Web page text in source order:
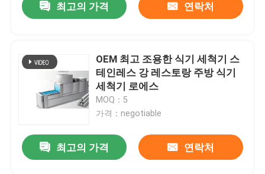
최고의 가격 연락처
OEM 최고 조용한 식기 세척기 스
테인레스 강 레스토랑 주방 식기
세척기 로에스
MOQ：5
가격：negotiable
최고의 가격 연락처